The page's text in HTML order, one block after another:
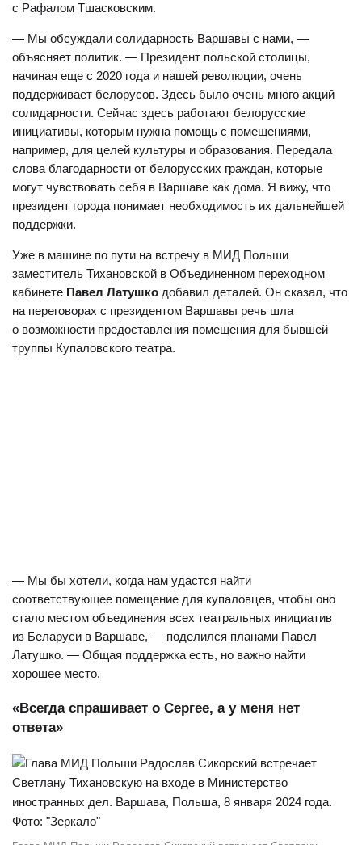
с Рафалом Тшасковским.
— Мы обсуждали солидарность Варшавы с нами, —
объясняет политик. — Президент польской столицы,
начиная еще с 2020 года и нашей революции, очень
поддерживает белорусов. Здесь было очень много акций
солидарности. Сейчас здесь работают белорусские
инициативы, которым нужна помощь с помещениями,
например, для целей культуры и образования. Передала
слова благодарности от белорусских граждан, которые
могут чувствовать себя в Варшаве как дома. Я вижу, что
президент города понимает необходимость их дальнейшей
поддержки.
Уже в машине по пути на встречу в МИД Польши
заместитель Тихановской в Объединенном переходном
кабинете Павел Латушко добавил деталей. Он сказал, что
на переговорах с президентом Варшавы речь шла
о возможности предоставления помещения для бывшей
труппы Купаловского театра.
— Мы бы хотели, когда нам удастся найти
соответствующее помещение для купаловцев, чтобы оно
стало местом объединения всех театральных инициатив
из Беларуси в Варшаве, — поделился планами Павел
Латушко. — Общая поддержка есть, но важно найти
хорошее место.
«Всегда спрашивает о Сергее, а у меня нет
ответа»